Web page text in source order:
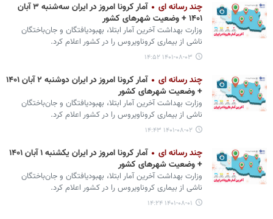
چند رسانه ای
آمار کرونا امروز در ایران سه‌شنبه ۳ آبان
۱۴۰۱ + وضعیت شهرهای کشور
وزارت بهداشت آخرین آمار ابتلا، بهبودیافتگان و جان‌باختگان
ناشی از بیماری کروناویروس را در کشور اعلام کرد.
۱۴۰۱-۰۸-۰۳ ۱۴:۵۲
چند رسانه ای
آمار کرونا امروز در ایران دوشنبه ۲ آبان ۱۴۰۱
+ وضعیت شهرهای کشور
وزارت بهداشت آخرین آمار ابتلا، بهبودیافتگان و جان‌باختگان
ناشی از بیماری کروناویروس را در کشور اعلام کرد.
۱۴۰۱-۰۸-۰۲ ۱۴:۴۳
چند رسانه ای
آمار کرونا امروز در ایران یکشنبه ۱ آبان ۱۴۰۱
+ وضعیت شهرهای کشور
وزارت بهداشت آخرین آمار ابتلا، بهبودیافتگان و جان‌باختگان
ناشی از بیماری کروناویروس را در کشور اعلام کرد.
۱۴۰۱-۰۸-۰۱ ۱۴:۲۴